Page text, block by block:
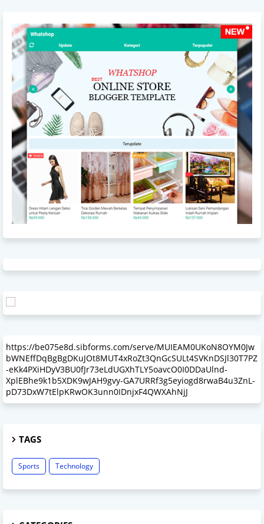
https://be075e8d.sibforms.com/serve/MUIEAM0UKoN8OYM0Jw
bWNEffDqBgBgDKuJOt8MUT4xRoZt3QnGcSULt4SVKnDSJl30T7PZ
-eKk4PXiHDyV3BU0fJr73eLdUGXhTLY5oavcO0I0DDaUlnd-
XplEBhe9k1b5XDK9wJAH9gvy-GA7URRf3g5eyiogd8rwaB4u3ZnL-
pD73DxW7tElpKRwOK3unn0IDnjxF4QWXAhNjJ
TAGS
Sports Technology